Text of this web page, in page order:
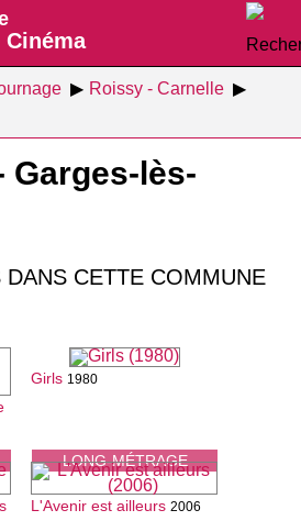
Cinéma
Roissy - Carnelle
Garges-lès-
CETTE COMMUNE
LONG-MÉTRAGE
Girls 1980
L'Avenir est ailleurs 2006